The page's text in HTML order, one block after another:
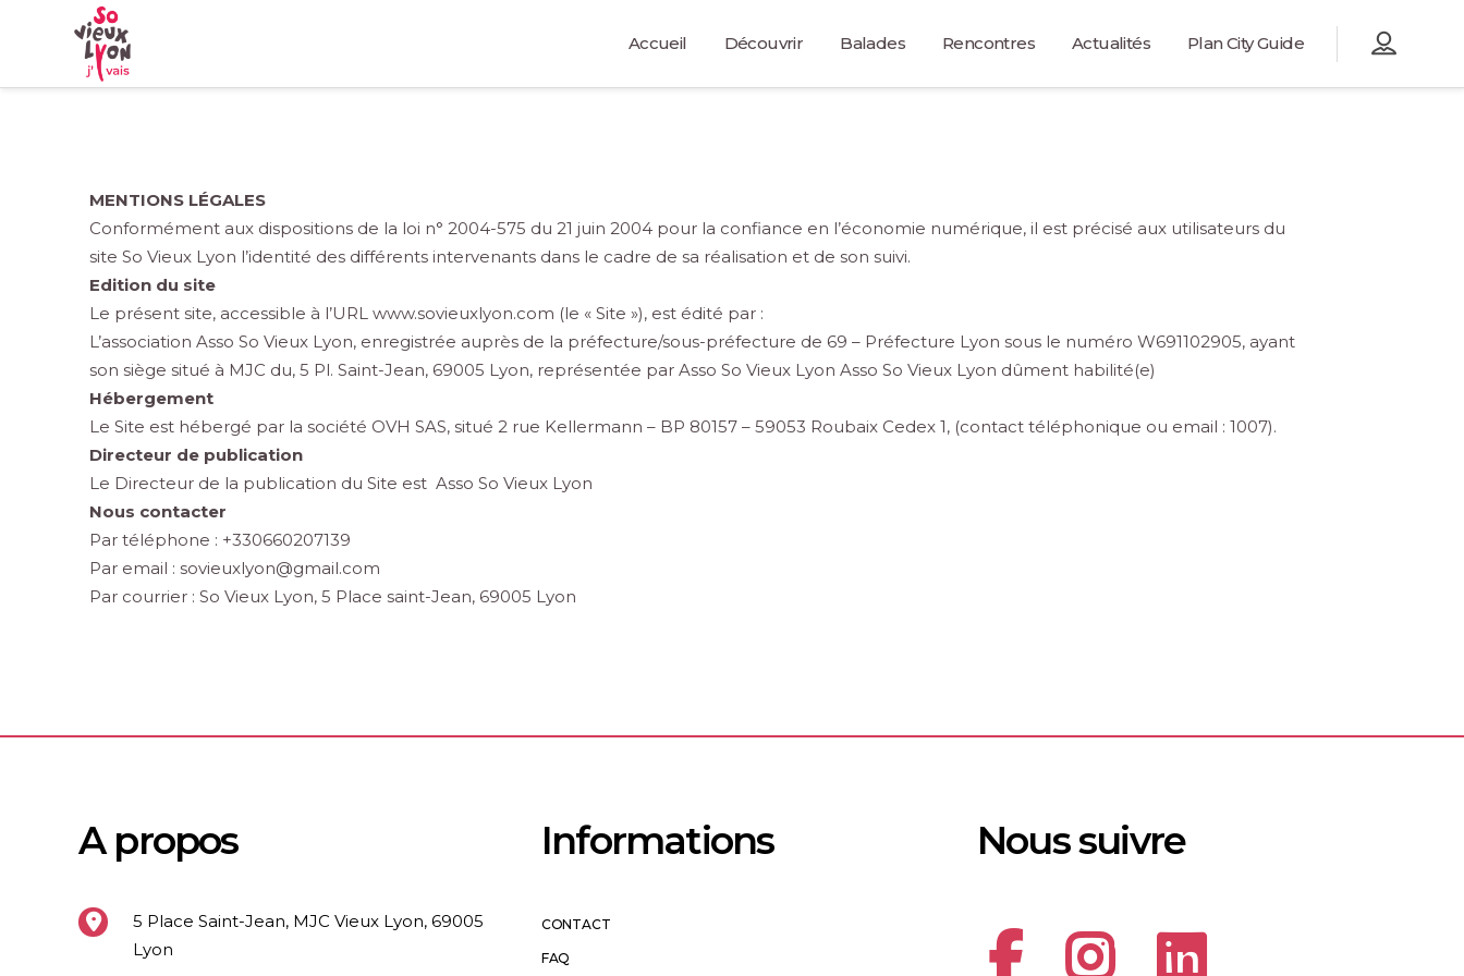
Accueil Découvrir Balades Rencontres Actualités Plan City Guide
MENTIONS LÉGALES
Conformément aux dispositions de la loi n° 2004-575 du 21 juin 2004 pour la confiance en l’économie numérique, il est précisé aux utilisateurs du
site So Vieux Lyon l’identité des différents intervenants dans le cadre de sa réalisation et de son suivi.
Edition du site
Le présent site, accessible à l’URL www.sovieuxlyon.com (le « Site »), est édité par :
L’association Asso So Vieux Lyon, enregistrée auprès de la préfecture/sous-préfecture de 69 – Préfecture Lyon sous le numéro W691102905, ayant
son siège situé à MJC du, 5 Pl. Saint-Jean, 69005 Lyon, représentée par Asso So Vieux Lyon Asso So Vieux Lyon dûment habilité(e)
Hébergement
Le Site est hébergé par la société OVH SAS, situé 2 rue Kellermann – BP 80157 – 59053 Roubaix Cedex 1, (contact téléphonique ou email : 1007).
Directeur de publication
Le Directeur de la publication du Site est Asso So Vieux Lyon
Nous contacter
Par téléphone : +330660207139
Par email : sovieuxlyon@gmail.com
Par courrier : So Vieux Lyon, 5 Place saint-Jean, 69005 Lyon
A propos
5 Place Saint-Jean, MJC Vieux Lyon, 69005
Lyon
Informations
CONTACT
FAQ
Nous suivre